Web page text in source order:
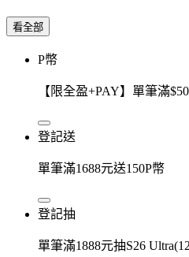
看全部
P幣
【限全盈+PAY】單筆滿
登記送
單筆滿1688元送150P幣
登記抽
單筆滿1888元抽S26